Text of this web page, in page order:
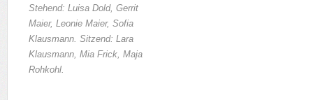
Stehend: Luisa Dold, Gerrit
Maier, Leonie Maier, Sofia
Klausmann. Sitzend: Lara
Klausmann, Mia Frick, Maja
Rohkohl.